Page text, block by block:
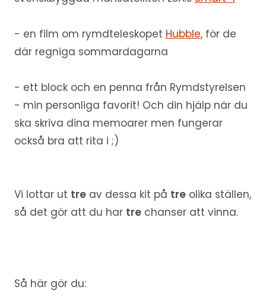
- en film om rymdteleskopet Hubble, för de
där regniga sommardagarna
- ett block och en penna från Rymdstyrelsen
- min personliga favorit! Och din hjälp när du
ska skriva dina memoarer men fungerar
också bra att rita i ;)
Vi lottar ut treav dessa kit på treolika ställen,
så det gör att du har trechanser att vinna.
Så här gör du: